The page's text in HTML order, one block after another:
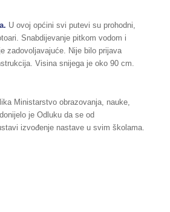
U ovoj općini svi putevi su prohodni,
Snabdijevanje pitkom vodom i
zadovoljavajuće. Nije bilo prijava
Visina snijega je oko 90 cm.
Ministarstvo obrazovanja, nauke,
je Odluku da se od
izvođenje nastave u svim školama.